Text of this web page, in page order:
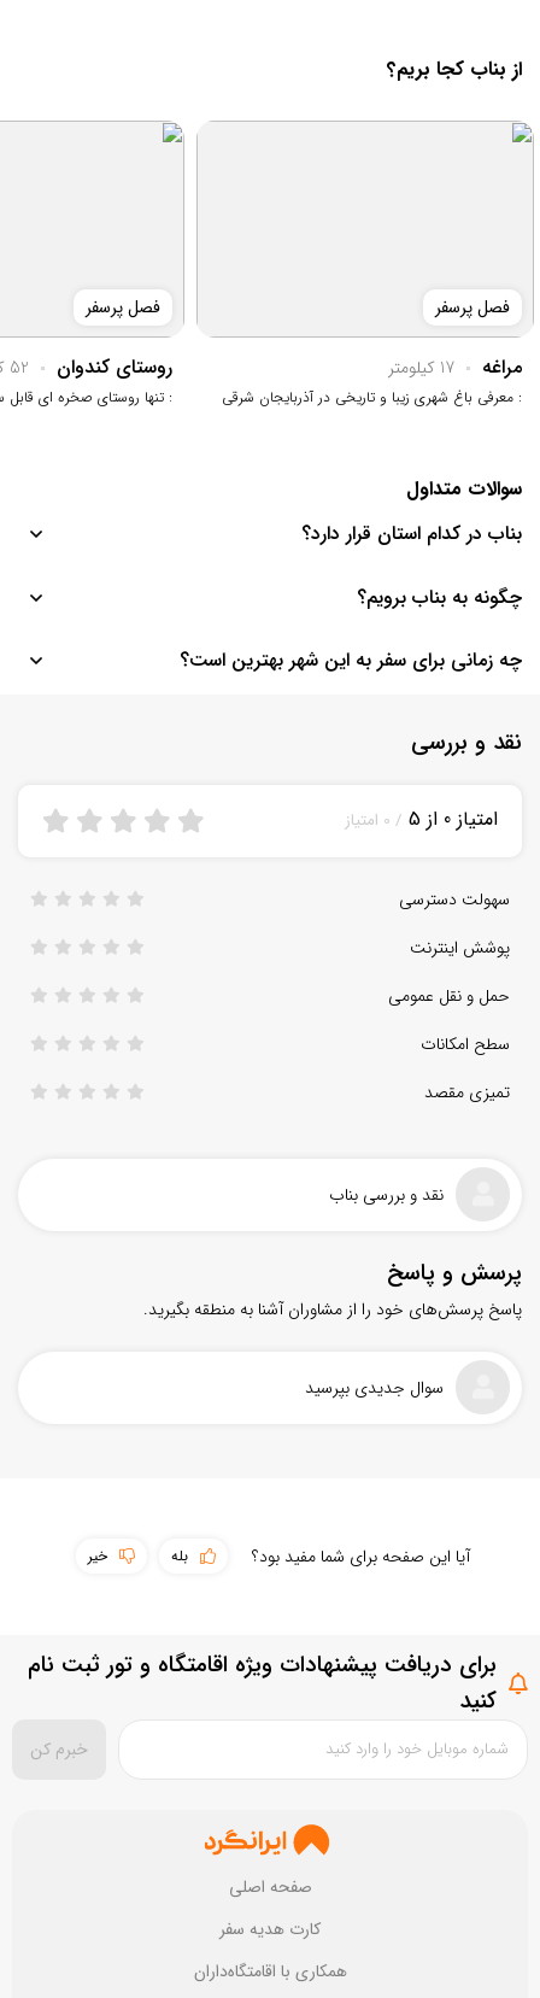
از بناب کجا بریم؟
فصل پرسفر
مراغه 17 کیلومتر
: معرفی باغ شهری زیبا و تاریخی در آذربایجان شرقی
فصل پرسفر
روستای کندوان 52 کیلومتر
: تنها روستای صخره ای
سوالات متداول
بناب در کدام استان قرار دارد؟
چگونه به بناب برویم؟
برای رفتن به این شهر می‌توانید از اتوبوس، قطار، هواپیما و وسیله نقلیه
شرقی شهر قرار دارد.
چه زمانی برای سفر به این شهر بهترین است؟
مناطق طبیعی سرسبز هستند.
نقد و بررسی
نقد و بررسی بناب
پوشش اینترنت
سطح امکانات
تمیزی مقصد
پرسش و پاسخ
پاسخ پرسش‌های خود را از مشاوران آشنا به منطقه بگیرید.
سوال جدیدی بپرسید
بستن ثبت سوال
امتیاز 0 از 5 / 0 امتیاز
سهولت دسترسی
پوشش اینترنت
حمل و نقل عمومی
سطح امکانات
تمیزی مقصد
آیا این صفحه برای شما مفید بود؟ بله خیر
برای دریافت پیشنهادات ویژه اقامتگاه و تور ثبت نام
کنید
خبرم کن
همکاری با اقامتگاه‌داران
کارت هدیه سفر
صفحه اصلی